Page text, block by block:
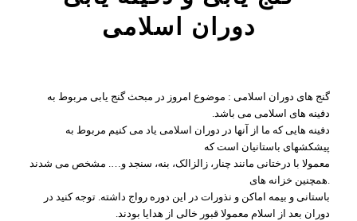
دوران اسلامی
گنج های دوران اسلامی : موضوع امروز در مبحث گنج یابی مربوط به
دفینه های اسلامی می باشد.
دفینه هایی که ما از آنها در دوران اسلامی یاد می کنیم مربوط به
پیشکشهای باستانیان است که
معمولا با درختانی مانند چنار، زالزالک، بنه، سنجد و…. مشخص می شدند
.همچنین خزانه های
باستانی و بیمه اماکن و نذورات در این دوره رواج داشته. توجه کنید در
دوران بعد از اسلام معمولا قبور خالی از هدایا بودند.